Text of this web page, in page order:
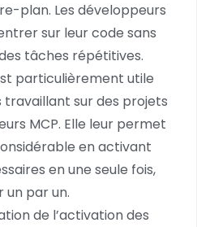
plan. Les développeurs
sur leur code sans
tâches répétitives.
particulièrement utile
sur des projets
MCP. Elle leur permet
en activant
en une seule fois,
un par un.
de l’activation des